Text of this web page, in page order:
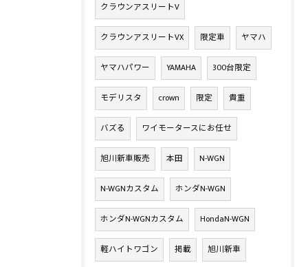
クラウンアスリートV
クラウンアスリートVX 限定車 ヤマハ
ヤマハパワー YAMAHA 300台限定
モデリスタ crown 限定 貴重
バズる ワイモータースにお任せ
旭川新車販売 本田 N-WGN
N-WGNカスタム ホンダN-WGN
ホンダN-WGNカスタム HondaN-WGN
軽ハイトワゴン 掲載 旭川新車